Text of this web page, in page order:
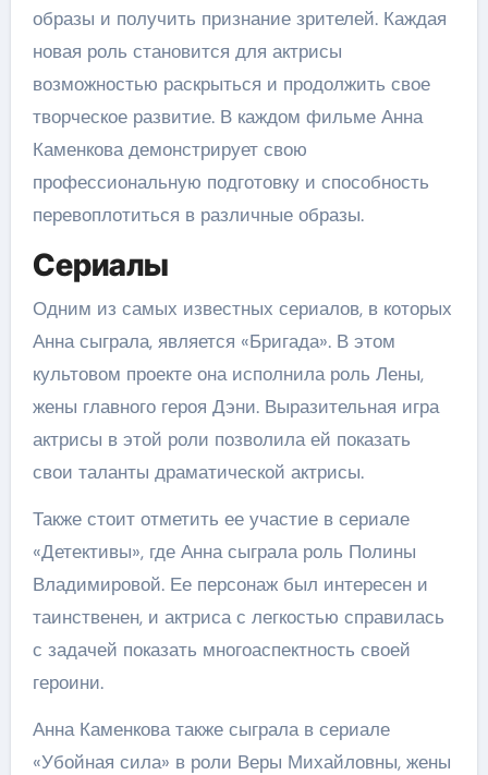
образы и получить признание зрителей. Каждая
новая роль становится для актрисы
возможностью раскрыться и продолжить свое
творческое развитие. В каждом фильме Анна
Каменкова демонстрирует свою
профессиональную подготовку и способность
перевоплотиться в различные образы.
Сериалы
Одним из самых известных сериалов, в которых
Анна сыграла, является «Бригада». В этом
культовом проекте она исполнила роль Лены,
жены главного героя Дэни. Выразительная игра
актрисы в этой роли позволила ей показать
свои таланты драматической актрисы.
Также стоит отметить ее участие в сериале
«Детективы», где Анна сыграла роль Полины
Владимировой. Ее персонаж был интересен и
таинственен, и актриса с легкостью справилась
с задачей показать многоаспектность своей
героини.
Анна Каменкова также сыграла в сериале
«Убойная сила» в роли Веры Михайловны, жены